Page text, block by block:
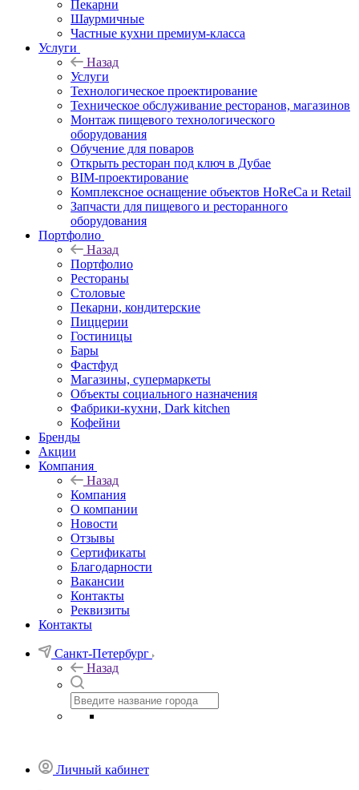
Пекарни
Шаурмичные
Частные кухни премиум-класса
Услуги
Назад
Услуги
Технологическое проектирование
Техническое обслуживание ресторанов, магазинов
Монтаж пищевого технологического
оборудования
Обучение для поваров
Открыть ресторан под ключ в Дубае
BIM-проектирование
Комплексное оснащение объектов HoReCa и Retail
Запчасти для пищевого и ресторанного
оборудования
Портфолио
Назад
Портфолио
Рестораны
Столовые
Пекарни, кондитерские
Пиццерии
Гостиницы
Бары
Фастфуд
Магазины, супермаркеты
Объекты социального назначения
Фабрики-кухни, Dark kitchen
Кофейни
Бренды
Акции
Компания
Назад
Компания
О компании
Новости
Отзывы
Сертификаты
Благодарности
Вакансии
Контакты
Реквизиты
Контакты
Санкт-Петербург
Назад
Личный кабинет